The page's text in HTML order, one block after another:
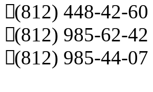
(812) 448-42-60
(812) 985-62-42
(812) 985-44-07